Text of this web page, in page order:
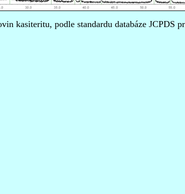
kasiteritu, podle standardu databáze JCPDS